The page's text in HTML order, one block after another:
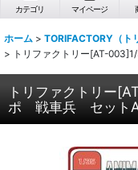
カテゴリ マイページ
ホーム > TORIFACTORY（ト
> トリファクトリー[AT-
トリファクトリー
ポ 戦車兵 セット